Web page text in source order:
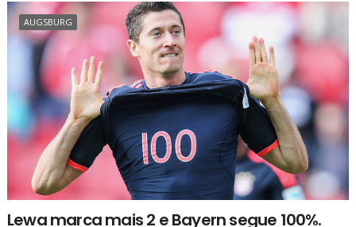
AUGSBURG
Lewa marca mais 2 e Bayern segue 100%.